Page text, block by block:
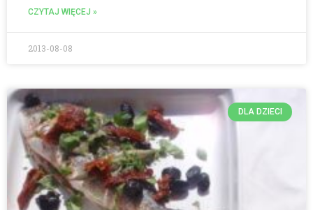
CZYTAJ WIĘCEJ »
2013-08-08
DLA DZIECI